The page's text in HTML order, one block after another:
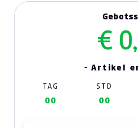
€
- Artikel
TAG STD
00 00